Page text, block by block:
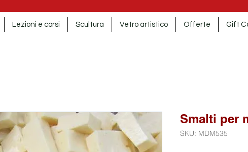
Lezioni e corsi Scultura Vetro artistico Offerte Gift
Smalti per
SKU: MDM535